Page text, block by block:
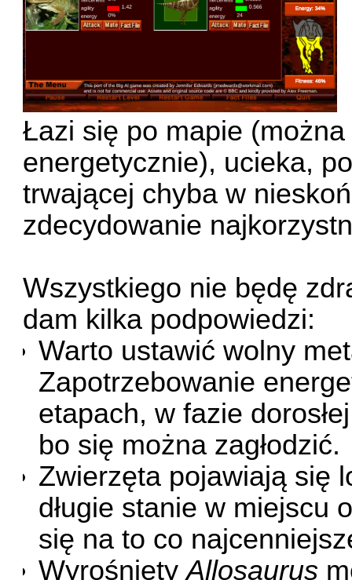
Łazi się po mapie
energetycznie), ucieka,
trwającej chyba w
zdecydowanie
Wszystkiego nie będę
dam kilka podpowiedzi:
Warto ustawić wolny
Zapotrzebowanie
etapach, w fazie
bo się można zagłodzić.
Zwierzęta pojawiają się
długie stanie w miejscu
się na to co
WyrośniętyAllosaurus